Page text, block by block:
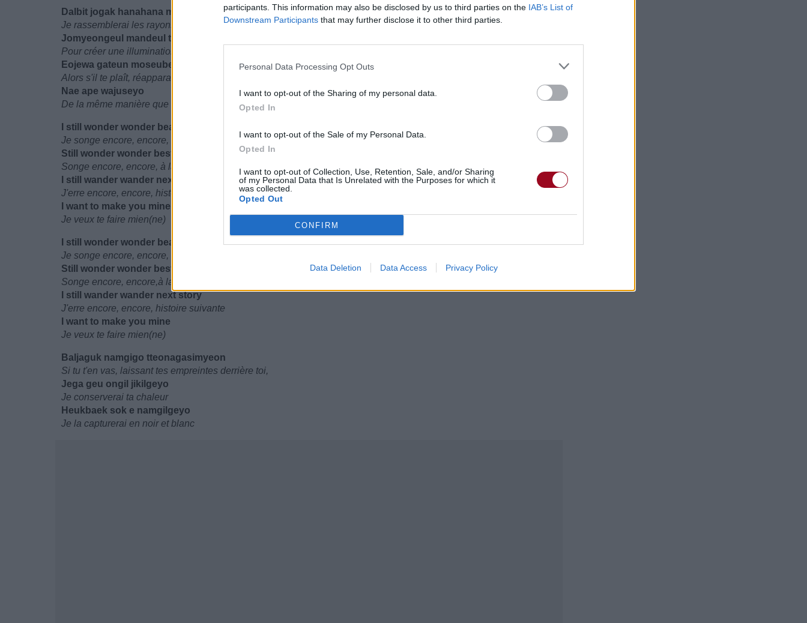
participants. This information may also be disclosed by us to third parties on the IAB’s List of
Downstream Participants that may further disclose it to other third parties.
Personal Data Processing Opt Outs
I want to opt-out of the Sharing of my personal data.
Opted In
I want to opt-out of the Sale of my Personal Data.
Opted In
I want to opt-out of Collection, Use, Retention, Sale, and/or Sharing
of my Personal Data that Is Unrelated with the Purposes for which it
was collected.
Opted Out
CONFIRM
Data Deletion Data Access Privacy Policy
Dalbit jogak hanahana moa
Je rassemblerai les rayons du clair de lune, morceau par morceau,
Jomyeongeul mandeul teni
Pour créer une illumination,
Eojewa gateun moseubeuro
Alors s'il te plaît, réapparais à mes côtés,
Nae ape wajuseyo
De la même manière que tu l'as fait hier
I still wonder wonder beautiful story
Je songe encore, encore, à cette belle histoire
Still wonder wonder best part
Songe encore, encore, à la meilleure partie
I still wander wander next story
J'erre encore, encore, histoir esuivante
I want to make you mine
Je veux te faire mien(ne)
I still wonder wonder beautiful story
Je songe encore, encore, à cette belle histoire
Still wonder wonder best part
Songe encore, encore,à la meilleure partie
I still wander wander next story
J'erre encore, encore, histoire suivante
I want to make you mine
Je veux te faire mien(ne)
Baljaguk namgigo tteonagasimyeon
Si tu t'en vas, laissant tes empreintes derrière toi,
Jega geu ongil jikilgeyo
Je conserverai ta chaleur
Heukbaek sok e namgilgeyo
Je la capturerai en noir et blanc